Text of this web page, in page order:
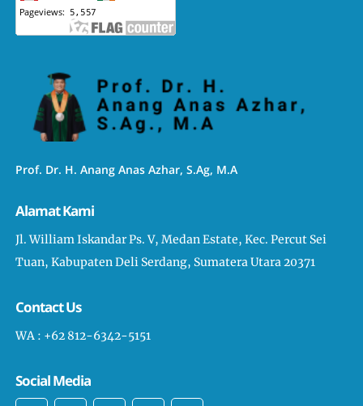
Prof. Dr. H. Anang Anas Azhar, S.Ag, M.A
Alamat Kami
Jl. William Iskandar Ps. V, Medan Estate, Kec. Percut Sei
Tuan, Kabupaten Deli Serdang, Sumatera Utara 20371
Contact Us
WA : +62 812-6342-5151
Social Media